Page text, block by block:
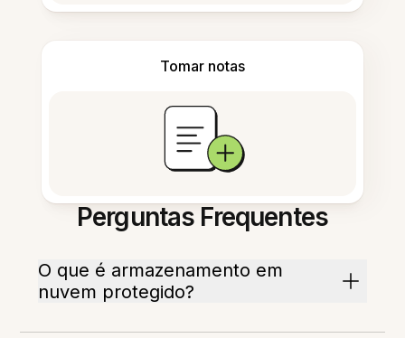
Tomar notas
Perguntas Frequentes
O que é armazenamento em
nuvem protegido?